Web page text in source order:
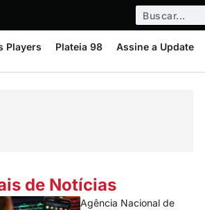
Players Plateia 98 Assine a Update
de Notícias
Agência Nacional de